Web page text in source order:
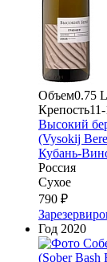
Объем0.75 L
Крепость
Высокий
(Vysokij
Кубань-
Россия
Сухое
790 ₽
Год 2020